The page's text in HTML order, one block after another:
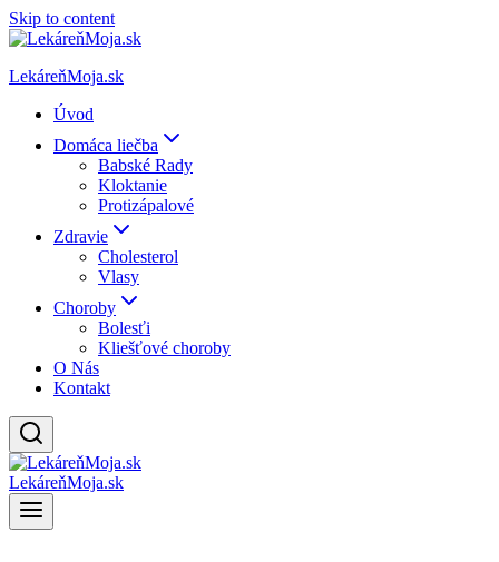
Skip to content
LekáreňMoja.sk
Úvod
Domáca liečba
Babské Rady
Kloktanie
Protizápalové
Zdravie
Cholesterol
Vlasy
Choroby
Bolesťi
Kliešťové choroby
O Nás
Kontakt
LekáreňMoja.sk